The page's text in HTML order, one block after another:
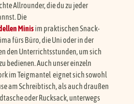
Allrounder, die du zu jeder
Die
Minisim praktischen Snack-
fürs Büro, die Uni oder in der
den Unterrichtsstunden, um sich
bedienen. Auch unser einzeln
im Teigmantel eignet sich sowohl
am Schreibtisch, als auch draußen
oder Rucksack, unterwegs